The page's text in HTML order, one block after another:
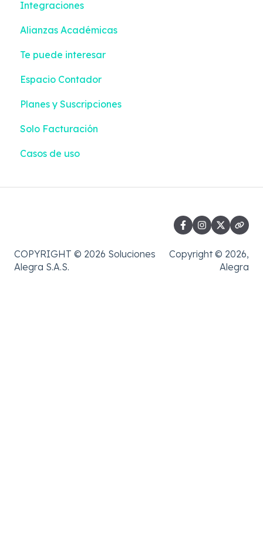
Configuraciones
Impuestos y Retenciones
Sector Salud
Información Exógena
Casos de uso
Empleados | Liquidación + Emisión
Colilla de Pago | Liquidación + Emisión
Contabilización | Liquidación + Emisión
Pagos | Liquidación + Emisión
Reportes | Liquidación + Emisión
Contactos
Configuraciones
Integraciones
Integraciones
Alianzas Académicas
Te puede interesar
Espacio Contador
Planes y Suscripciones
Solo Facturación
Casos de uso
COPYRIGHT © 2026 Soluciones
Alegra S.A.S.
Copyright © 2026,
Alegra